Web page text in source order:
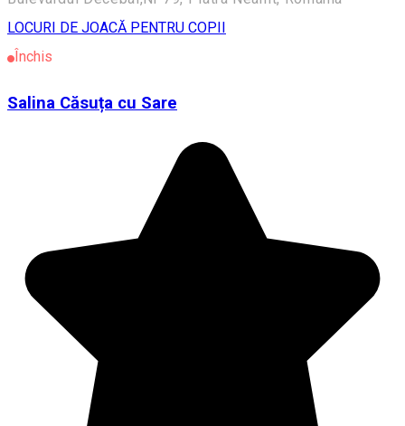
LOCURI DE JOACĂ PENTRU COPII
Închis
Salina Căsuța cu Sare